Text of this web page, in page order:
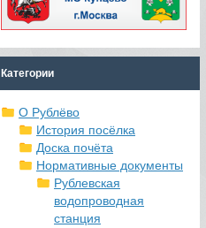
Категории
О Рублёво
История посёлка
Доска почёта
Нормативные документы
Рублевская
водопроводная
станция